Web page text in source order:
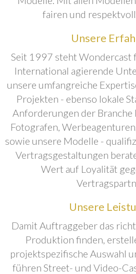
fairen und
Unsere
Seit 1997 steht Wondercast
International agierende
unsere umfangreiche
Projekten - ebenso lokale
Anforderungen der Branche
Fotografen,
sowie unsere Modelle -
Vertragsgestaltungen
Wert auf Loyalität
Unsere
Damit Auftraggeber das
Produktion finden,
projektspezifische Auswahl
führen Street- und Video-